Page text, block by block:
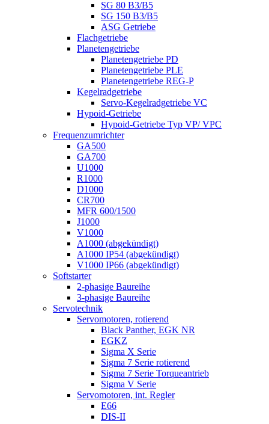
SG 80 B3/B5
SG 150 B3/B5
ASG Getriebe
Flachgetriebe
Planetengetriebe
Planetengetriebe PD
Planetengetriebe PLE
Planetengetriebe REG-P
Kegelradgetriebe
Servo-Kegelradgetriebe VC
Hypoid-Getriebe
Hypoid-Getriebe Typ VP/ VPC
Frequenzumrichter
GA500
GA700
U1000
R1000
D1000
CR700
MFR 600/1500
J1000
V1000
A1000 (abgekündigt)
A1000 IP54 (abgekündigt)
V1000 IP66 (abgekündigt)
Softstarter
2-phasige Baureihe
3-phasige Baureihe
Servotechnik
Servomotoren, rotierend
Black Panther, EGK NR
EGKZ
Sigma X Serie
Sigma 7 Serie rotierend
Sigma 7 Serie Torqueantrieb
Sigma V Serie
Servomotoren, int. Regler
E66
DIS-II